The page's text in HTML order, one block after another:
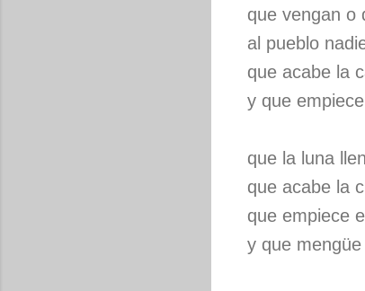
que vengan o
al pueblo
que acabe la
y que
que la luna
que acabe la
que empiece
y que